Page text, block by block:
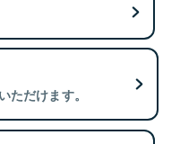
ただけます。